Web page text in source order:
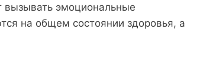
вызывать эмоциональные
на общем состоянии здоровья, а